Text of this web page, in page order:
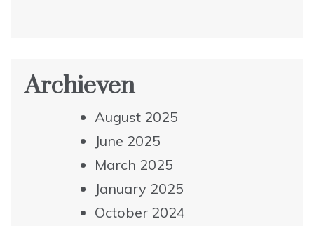
Archieven
August 2025
June 2025
March 2025
January 2025
October 2024